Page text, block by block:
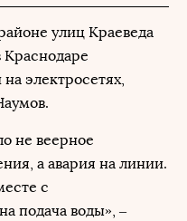
улиц Краеведа
Краснодаре
электросетях,
не веерное
а авария на линии.
с
подача воды», –